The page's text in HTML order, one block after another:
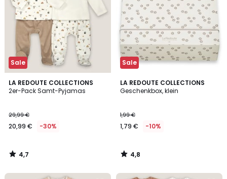
Sale
LA REDOUTE COLLECTIONS
2er-Pack Samt-Pyjamas
29,99 €
20,99 € -30%
4,7
/ 5
4,7
/
Sale
LA REDOUTE COLLECTIONS
Geschenkbox, klein
1,99 €
1,79 € -10%
4,8
/ 5
4,8
/